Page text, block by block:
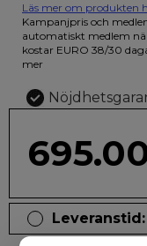
Läs mer om produkten
12 färgpennor som du
illustrationen på den
färger.
Kampanjpris och
automatiskt medlem
kostar EURO 38/30
mer